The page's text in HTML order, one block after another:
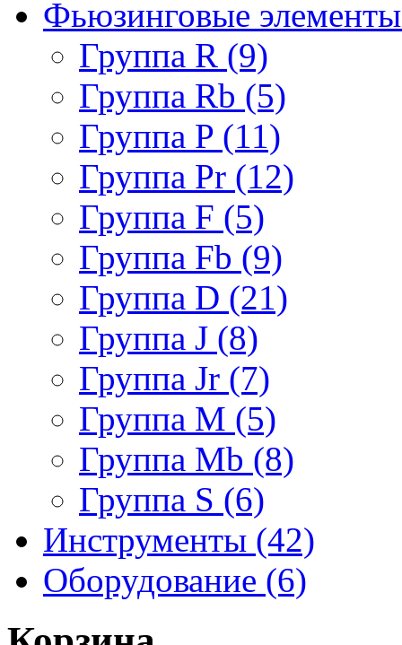
Фьюзинговые
Группа R (9)
Группа Rb (5)
Группа P (11)
Группа Pr (12)
Группа F (5)
Группа Fb (9)
Группа D (21)
Группа J (8)
Группа Jr (7)
Группа M (5)
Группа Mb (8)
Группа S (6)
Инструменты (42)
Оборудование (6)